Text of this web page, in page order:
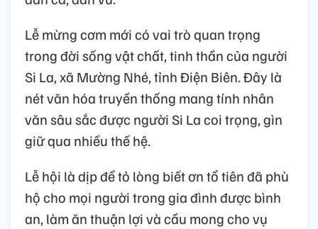
Lễ mừng cơm mới có vai trò quan trọng
trong đời sống vật chất, tinh thần của người
Si La, xã Mường Nhé, tỉnh Điện Biên. Đây là
nét văn hóa truyền thống mang tính nhân
văn sâu sắc được người Si La coi trọng, gìn
giữ qua nhiều thế hệ.
Lễ hội là dịp để tỏ lòng biết ơn tổ tiên đã phù
hộ cho mọi người trong gia đình được bình
an, làm ăn thuận lợi và cầu mong cho vụ